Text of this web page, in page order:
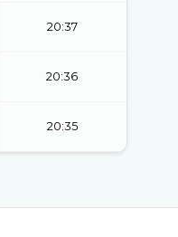
20:37
20:36
20:35